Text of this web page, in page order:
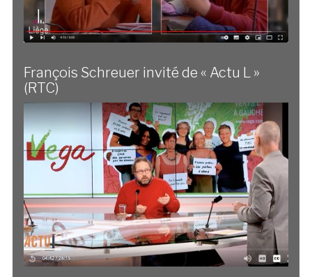
François Schreuer invité de « Actu L »
(RTC)